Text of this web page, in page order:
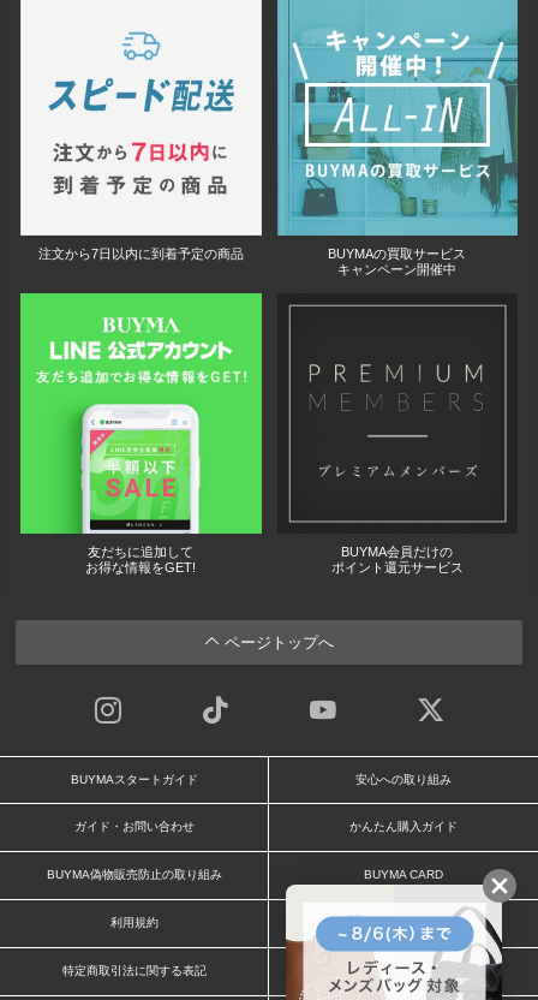
注文から7日以内に到着予定の商品
BUYMAの買取サービス
キャンペーン開催中
友だちに追加して
お得な情報をGET!
BUYMA会員だけの
ポイント還元サービス
ページトップへ
BUYMAスタートガイド 安心への取り組み
ガイド・お問い合わせ かんたん購入ガイド
BUYMA偽物販売防止の取り組み BUYMA CARD
利用規約 プライバシー
特定商取引法に関する表記 お客様情報の外部送信について